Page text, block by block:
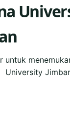
untuk
University